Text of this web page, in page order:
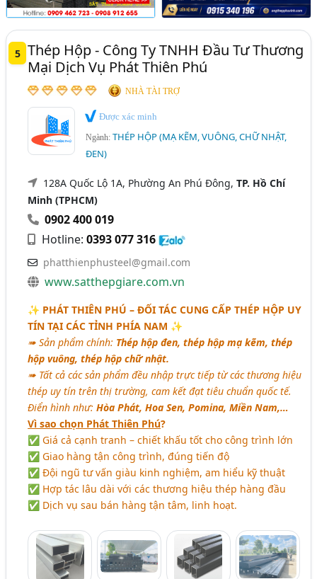
5 Thép Hộp - Công Ty TNHH Đầu Tư Thương
Mại Dịch Vụ Phát Thiên Phú
NHÀ TÀI TRỢ
Được xác minh
Ngành:THÉP HỘP (MẠ KẼM, VUÔNG, CHỮ NHẬT,
ĐEN)
128A Quốc Lộ 1A, Phường An Phú Đông,TP. Hồ Chí
Minh (TPHCM)
0902 400 019
Hotline:0393 077 316
phatthienphusteel@gmail.com
www.satthepgiare.com.vn
✨ PHÁT THIÊN PHÚ – ĐỐI TÁC CUNG CẤP THÉP HỘP UY
TÍN TẠI CÁC TỈNH PHÍA NAM ✨
➠ Sản phẩm chính: Thép hộp đen, thép hộp mạ kẽm, thép
hộp vuông, thép hộp chữ nhật.
➠ Tất cả các sản phẩm đều nhập trực tiếp từ các thương hiệu
thép uy tín trên thị trường, cam kết đạt tiêu chuẩn quốc tế.
Điển hình như:Hòa Phát, Hoa Sen, Pomina, Miền Nam,…
Vì sao chọn Phát Thiên Phú?
✅ Giá cả cạnh tranh – chiết khấu tốt cho công trình lớn
✅ Giao hàng tận công trình, đúng tiến độ
✅ Đội ngũ tư vấn giàu kinh nghiệm, am hiểu kỹ thuật
✅ Hợp tác lâu dài với các thương hiệu thép hàng đầu
✅ Dịch vụ sau bán hàng tận tâm, linh hoạt.